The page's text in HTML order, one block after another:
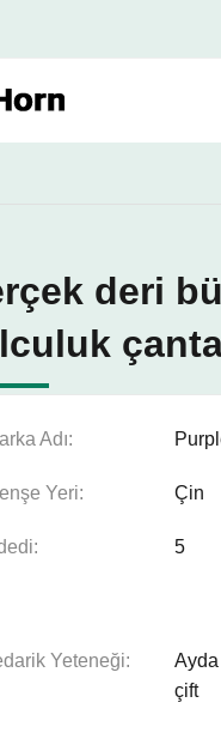
deri
Adı:
Yeri: Çin
5
Yeteneği:
çift